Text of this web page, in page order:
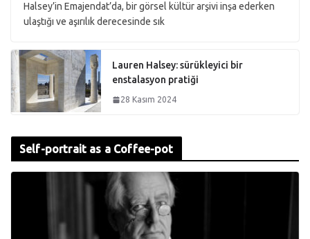
Halsey’in Emajendat’da, bir görsel kültür arşivi inşa ederken
ulaştığı ve aşırılık derecesinde sık
Lauren Halsey: sürükleyici bir
enstalasyon pratiği
28 Kasım 2024
Self-portrait as a Coffee-pot